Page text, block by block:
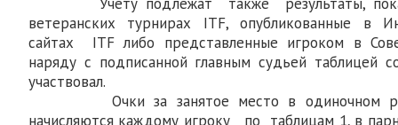
ветеранских турнирах ITF, опубликованные в
сайтах ITF либо представленные игроком в
наряду с подписанной главным судьей таблицей
участвовал.
Очки за занятое место в одиночном
начисляются каждому игроку по таблицам 1, в